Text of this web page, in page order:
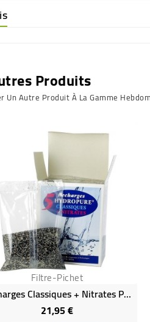
Produits
Un Autre Produit À La Gamme
Filtre-Pichet
Recharges Classiques + Nitrates Pour Pichet Filtreur X5
21,95 €Prix